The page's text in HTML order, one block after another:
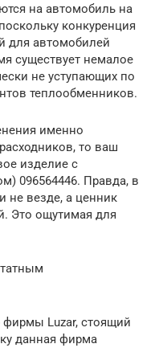
на автомобиль на
конкуренция
для автомобилей
существует немалое
не уступающих по
теплообменников.
именно
то ваш
изделие с
096564446. Правда, в
не везде, а ценник
Это ощутимая для
Luzar, стоящий
данная фирма